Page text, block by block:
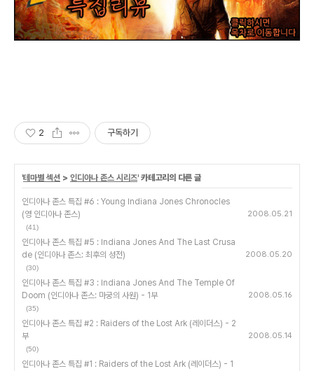
2 구독하기
'테마별 섹션 > 인디아나 존스 시리즈' 카테고리의 다른 글
인디아나 존스 특집 #6 : Young Indiana Jones Chronocles
(영 인디아나 존스)
(41)
2008.05.21
인디아나 존스 특집 #5 : Indiana Jones And The Last Crusa
de (인디아나 존스: 최후의 성전)
(30)
2008.05.20
인디아나 존스 특집 #3 : Indiana Jones And The Temple Of
Doom (인디아나 존스: 마궁의 사원) - 1부
(35)
2008.05.16
인디아나 존스 특집 #2 : Raiders of the Lost Ark (레이더스) - 2
부
(50)
2008.05.14
인디아나 존스 특집 #1 : Raiders of the Lost Ark (레이더스) - 1